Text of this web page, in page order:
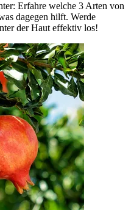
Erfahre welche 3 Arten von
dagegen hilft. Werde
der Haut effektiv los!